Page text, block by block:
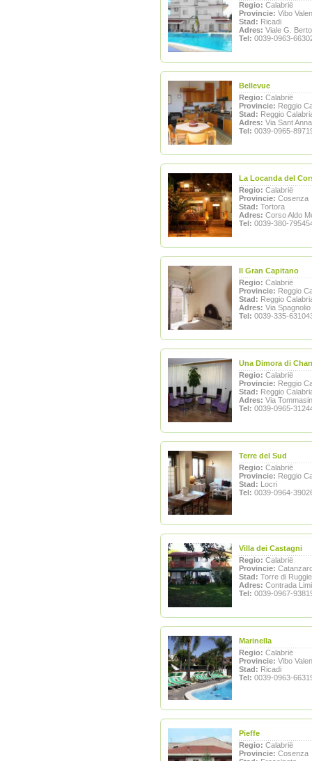
Regio: Calabrië
Provincie: Vibo
Stad: Ricadi
Adres: Viale G. Berto
Tel: 0039-0963-
Bellevue
Regio: Calabrië
Provincie: Reggio
Stad: Reggio
Adres: Via Sant
Tel: 0039-0965-
La Locanda del
Regio: Calabrië
Provincie: Cosenza
Stad: Tortora
Adres: Corso Aldo
Tel: 0039-380-
Il Gran Capitano
Regio: Calabrië
Provincie: Reggio
Stad: Reggio
Adres: Via
Tel: 0039-335-
Una Dimora di
Regio: Calabrië
Provincie: Reggio
Stad: Reggio
Adres: Via
Tel: 0039-0965-
Terre del Sud
Regio: Calabrië
Provincie: Reggio
Stad: Locri
Tel: 0039-0964-
Villa dei Castagni
Regio: Calabrië
Provincie:
Stad: Torre di
Adres: Contrada
Tel: 0039-0967-
Marinella
Regio: Calabrië
Provincie: Vibo
Stad: Ricadi
Tel: 0039-0963-
Pieffe
Regio: Calabrië
Provincie: Cosenza